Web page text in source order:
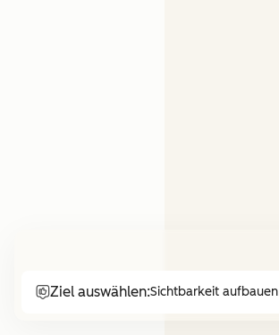
Ziel auswählen:Sichtbarkeit aufbauen